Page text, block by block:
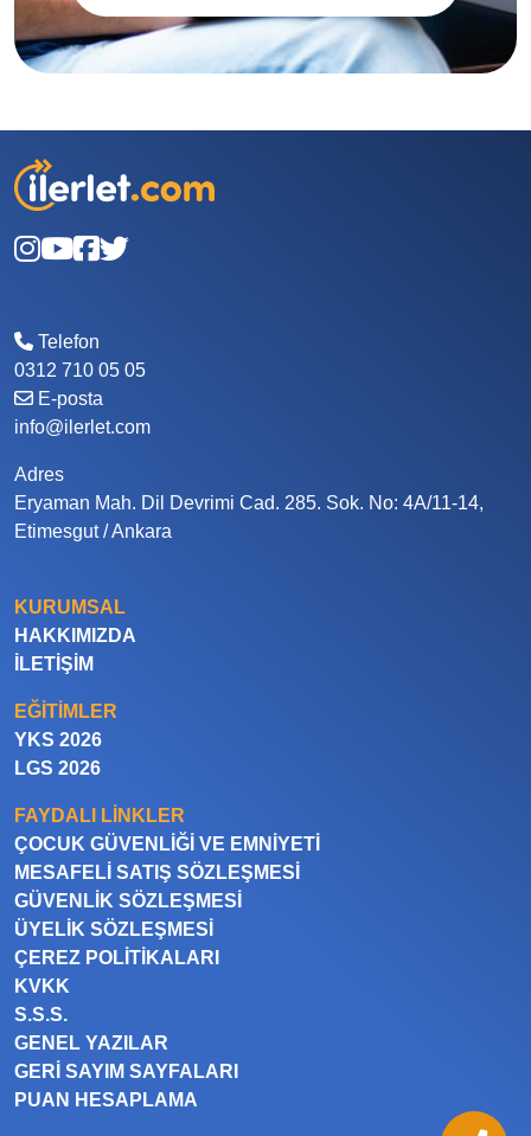
Telefon
0312 710 05 05
E-posta
info@ilerlet.com
Adres
Eryaman Mah. Dil Devrimi Cad. 285. Sok. No: 4A/11-14,
Etimesgut / Ankara
KURUMSAL
HAKKIMIZDA
İLETIŞIM
EĞITIMLER
YKS 2026
LGS 2026
FAYDALI LINKLER
ÇOCUK GÜVENLIĞI VE EMNIYETI
MESAFELI SATIŞ SÖZLEŞMESI
GÜVENLIK SÖZLEŞMESI
ÜYELIK SÖZLEŞMESI
ÇEREZ POLITIKALARI
KVKK
S.S.S.
GENEL YAZILAR
GERI SAYIM SAYFALARI
PUAN HESAPLAMA